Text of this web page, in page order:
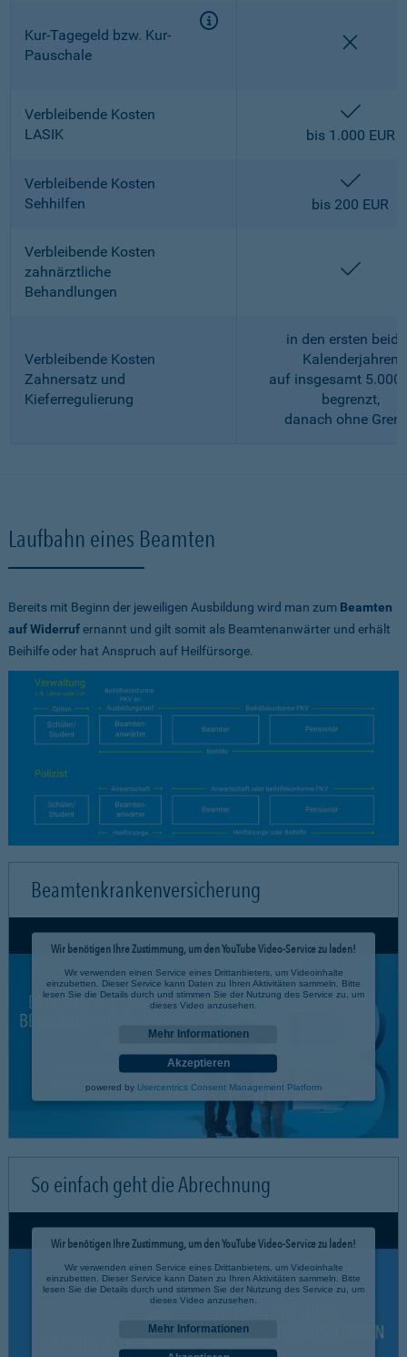
Kur-Tagegeld bzw. Kur-
Pauschale
Verbleibende Kosten
LASIK
bis 1.000 EUR
Verbleibende Kosten
Sehhilfen
bis 200 EUR
Verbleibende Kosten
zahnärztliche
Behandlungen
Verbleibende Kosten
Zahnersatz und
Kieferregulierung
in den ersten
Kalenderjahren
auf insgesamt 5.000
begrenzt,
danach ohne
Laufbahn eines Beamten
Bereits mit Beginn der jeweiligen Ausbildung wird man zum Beamten
auf Widerrufernannt und gilt somit als Beamtenanwärter und erhält
Beihilfe oder hat Anspruch auf Heilfürsorge.
Beamtenkrankenversicherung
Wir benötigen Ihre Zustimmung, um den YouTube Video-Service zu laden!
Wir verwenden einen Service eines Drittanbieters, um Videoinhalte
einzubetten. Dieser Service kann Daten zu Ihren Aktivitäten sammeln. Bitte
lesen Sie die Details durch und stimmen Sie der Nutzung des Service zu, um
dieses Video anzusehen.
Mehr Informationen
Akzeptieren
powered by Usercentrics Consent Management Platform
So einfach geht die Abrechnung
Wir benötigen Ihre Zustimmung, um den YouTube Video-Service zu laden!
Wir verwenden einen Service eines Drittanbieters, um Videoinhalte
einzubetten. Dieser Service kann Daten zu Ihren Aktivitäten sammeln. Bitte
lesen Sie die Details durch und stimmen Sie der Nutzung des Service zu, um
dieses Video anzusehen.
Mehr Informationen